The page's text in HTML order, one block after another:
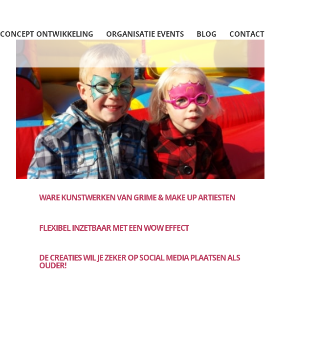
CONCEPT ONTWIKKELING ORGANISATIE EVENTS BLOG CONTACT
WARE KUNSTWERKEN VAN GRIME & MAKE UP ARTIESTEN
FLEXIBEL INZETBAAR MET EEN WOW EFFECT
DE CREATIES WIL JE ZEKER OP SOCIAL MEDIA PLAATSEN ALS
OUDER!